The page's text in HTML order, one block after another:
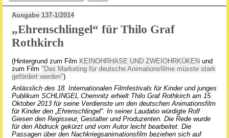
Ausgabe 137-1/2014
„Ehrenschlingel“ für Thilo Graf
Rothkirch
(Hintergrund zum Film KEINOHRHASE UND ZWEIOHRKÜKENund
zum Film "Das Marketing für deutsche Animationsfilme müsste stark
gefördert werden")
Anlässlich des 18. Internationalen Filmfestivals für Kinder und junges
Publikum SCHLINGEL Chemnitz erhielt Thilo Graf Rothkirch am 15.
Oktober 2013 für seine Verdienste um den deutschen Animationsfilm
für Kinder den „Ehrenschlingel“. In seiner Laudatio würdigte Rolf
Giesen den Regisseur, Gestalter und Produzenten. Die Rede wurde
für den Abdruck gekürzt und vom Autor leicht bearbeitet. Die
Passagen über den Nachkriegsanimationsfilm beziehen sich auf